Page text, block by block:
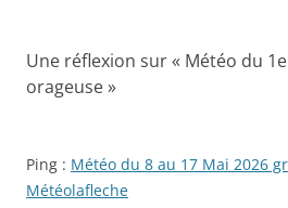
Une réflexion sur « Météo du
orageuse»
Ping : Météo du 8 au 17 Mai 2026
Météolafleche